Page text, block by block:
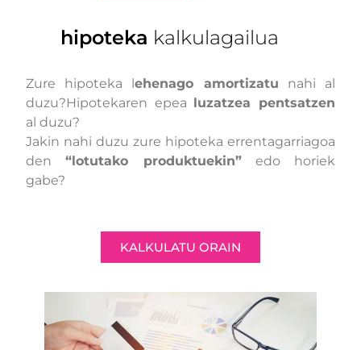
hipoteka kalkulagailua
Zure hipoteka lehenago amortizatu nahi al
duzu?Hipotekaren epea
luzatzea pentsatzen
al duzu?
Jakin nahi duzu zure hipoteka errentagarriagoa
den“lotutako produktuekin”edo horiek
gabe?
KALKULATU ORAIN